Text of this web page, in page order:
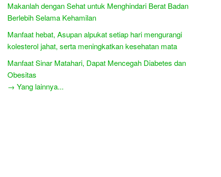
Makanlah dengan Sehat untuk Menghindari Berat Badan
Berlebih Selama Kehamilan
Manfaat hebat, Asupan alpukat setiap hari mengurangi
kolesterol jahat, serta meningkatkan kesehatan mata
Manfaat Sinar Matahari, Dapat Mencegah Diabetes dan
Obesitas
→ Yang lainnya...